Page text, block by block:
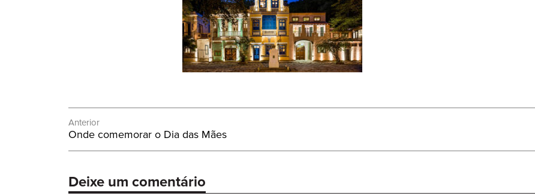
Navegação
de
Anterior
Post
Anterior:
Onde comemorar o Dia das Mães
Deixe um comentário